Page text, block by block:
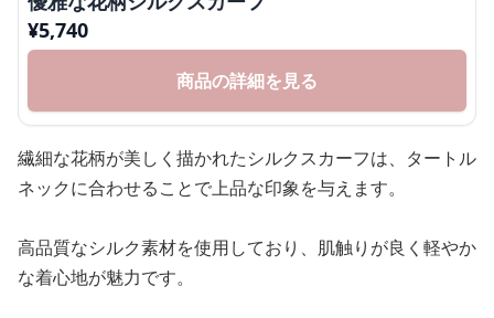
¥5,740
商品の詳細を見る
繊細な花柄が美しく描かれたシルクスカーフは、タートル
ネックに合わせることで上品な印象を与えます。
高品質なシルク素材を使用しており、肌触りが良く軽やか
な着心地が魅力です。